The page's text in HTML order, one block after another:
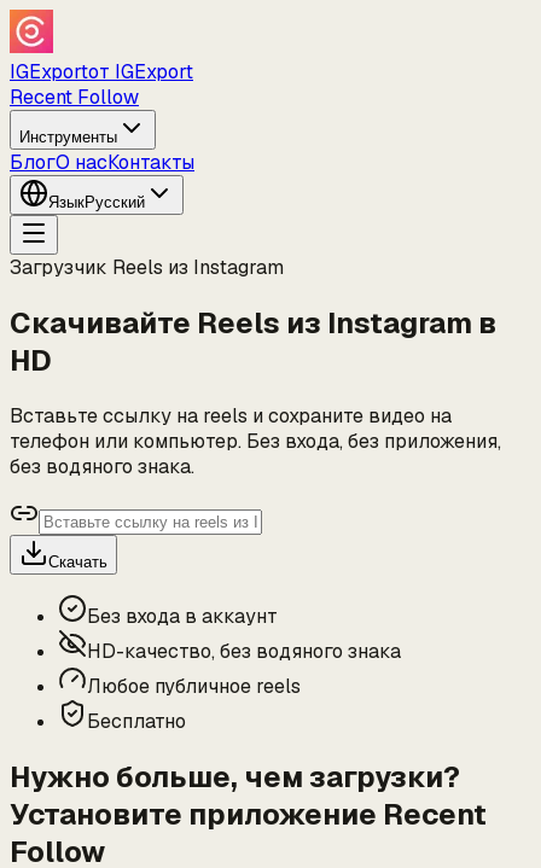
IGExportот IGExport
Recent Follow
Инструменты
БлогО насКонтакты
ЯзыкРусский
Загрузчик Reels из Instagram
Скачивайте Reels из Instagram в
HD
Вставьте ссылку на reels и сохраните видео на
телефон или компьютер. Без входа, без приложения,
без водяного знака.
Скачать
Без входа в аккаунт
HD-качество, без водяного знака
Любое публичное reels
Бесплатно
Нужно больше, чем загрузки?
Установите приложение Recent
Follow